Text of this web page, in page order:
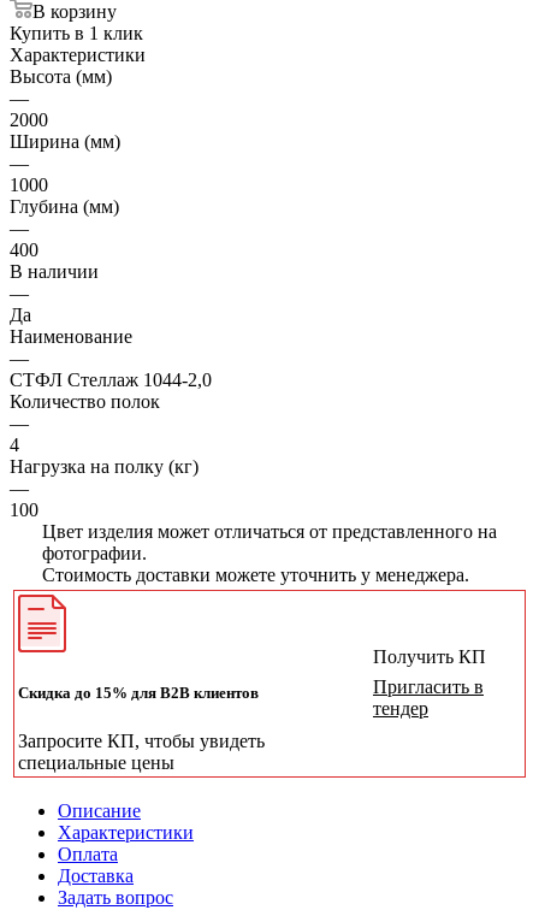
В корзину
Купить в 1 клик
Характеристики
Высота (мм)
—
2000
Ширина (мм)
—
1000
Глубина (мм)
—
400
В наличии
—
Да
Наименование
—
СТФЛ Стеллаж 1044-2,0
Количество полок
—
4
Нагрузка на полку (кг)
—
100
Цвет изделия может отличаться от представленного на
фотографии.
Стоимость доставки можете уточнить у менеджера.
Скидка до 15% для B2B клиентов
Запросите КП, чтобы увидеть
специальные цены
Получить КП
Пригласить в
тендер
Описание
Характеристики
Оплата
Доставка
Задать вопрос